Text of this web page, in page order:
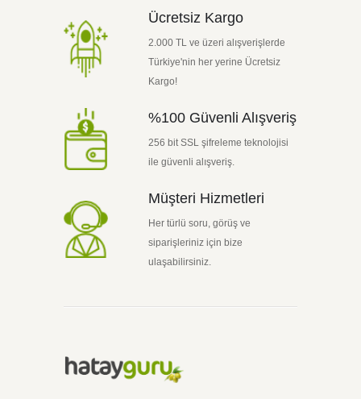
Ücretsiz Kargo
2.000 TL ve üzeri alışverişlerde
Türkiye'nin her yerine Ücretsiz
Kargo!
%100 Güvenli Alışveriş
256 bit SSL şifreleme teknolojisi
ile güvenli alışveriş.
Müşteri Hizmetleri
Her türlü soru, görüş ve
siparişleriniz için bize
ulaşabilirsiniz.